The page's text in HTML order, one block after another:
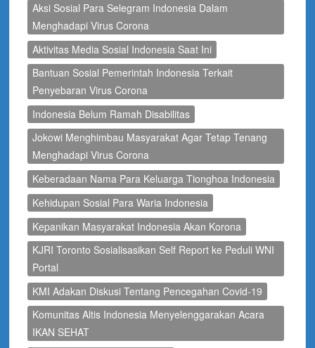
Aksi Sosial Para Selegram Indonesia Dalam
Menghadapi Virus Corona
Aktivitas Media Sosial Indonesia Saat Ini
Bantuan Sosial Pemerintah Indonesia Terkait
Penyebaran Virus Corona
Indonesia Belum Ramah Disabilitas
Jokowi Menghimbau Masyarakat Agar Tetap Tenang
Menghadapi Virus Corona
Keberadaan Nama Para Keluarga Tionghoa Indonesia
Kehidupan Sosial Para Waria Indonesia
Kepanikan Masyarakat Indonesia Akan Korona
KJRI Toronto Sosialisasikan Self Report ke Peduli WNI
Portal
KMI Adakan Diskusi Tentang Pencegahan Covid-19
Komunitas Altis Indonesia Menyelenggarakan Acara
IKAN SEHAT